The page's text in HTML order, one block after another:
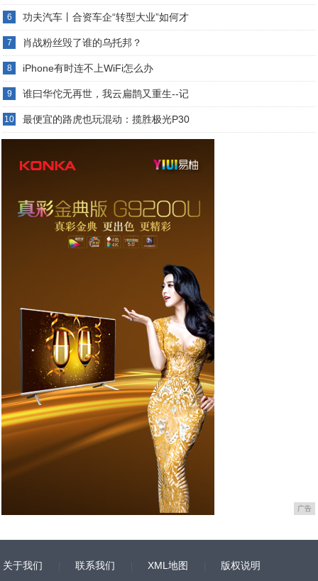
6 功夫汽车丨合资车企“转型大业”如何才
7 肖战粉丝毁了谁的乌托邦？
8 iPhone有时连不上WiFi怎么办
9 谁曰华佗无再世，我云扁鹊又重生--记
10 最便宜的路虎也玩混动：揽胜极光P30
广告
关于我们 联系我们 XML地图 版权说明